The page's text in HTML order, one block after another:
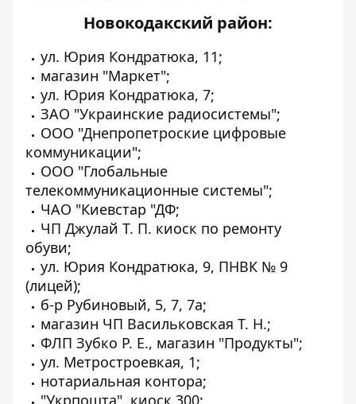
Новокодакский район:
ул. Юрия Кондратюка, 11;
магазин "Маркет";
ул. Юрия Кондратюка, 7;
ЗАО "Украинские радиосистемы";
ООО "Днепропетроские цифровые
коммуникации";
ООО "Глобальные
телекоммуникационные системы";
ЧАО "Киевстар "ДФ;
ЧП Джулай Т. П. киоск по ремонту
обуви;
ул. Юрия Кондратюка, 9, ПНВК № 9
(лицей);
б-р Рубиновый, 5, 7, 7а;
магазин ЧП Васильковская Т. Н.;
ФЛП Зубко Р. Е., магазин "Продукты";
ул. Метростроевкая, 1;
нотариальная контора;
"Укрпошта", киоск 300;